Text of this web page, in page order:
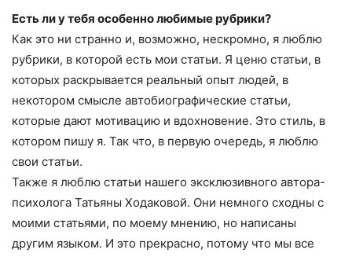
Есть ли у тебя особенно любимые рубрики?
Как это ни странно и, возможно, нескромно, я люблю
рубрики, в которой есть мои статьи. Я ценю статьи, в
которых раскрывается реальный опыт людей, в
некотором смысле автобиографические статьи,
которые дают мотивацию и вдохновение. Это стиль, в
котором пишу я. Так что, в первую очередь, я люблю
свои статьи.
Также я люблю статьи нашего эксклюзивного автора-
психолога Татьяны Ходаковой. Они немного сходны с
моими статьями, по моему мнению, но написаны
другим языком. И это прекрасно, потому что мы все